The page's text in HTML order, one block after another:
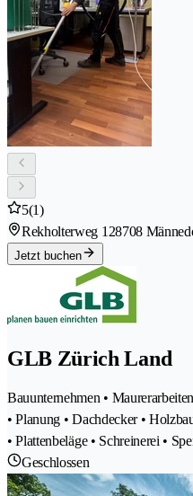
5(1)
Rekholterweg 128708
Jetzt buchen
GLB Zürich Land
Bauunternehmen •
• Planung • Dachdecker •
• Plattenbeläge • Schreinerei •
Geschlossen